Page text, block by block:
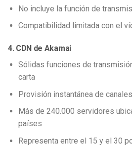
No incluye la función de
Compatibilidad limitada con el
4. CDN de Akamai
Sólidas funciones de
carta
Provisión instantánea de
Más de 240.000 servidores
países
Representa entre el 15 y el 30